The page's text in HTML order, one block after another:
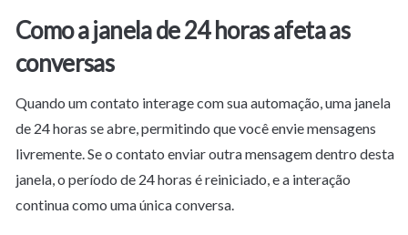
Como a janela de 24 horas afeta as
conversas
Quando um contato interage com sua automação, uma janela
de 24 horas se abre, permitindo que você envie mensagens
livremente. Se o contato enviar outra mensagem dentro desta
janela, o período de 24 horas é reiniciado, e a interação
continua como uma única conversa.